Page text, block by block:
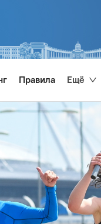
Правила Ещё